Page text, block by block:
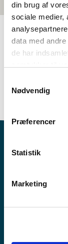
din brug af
sociale medier,
data med
de har
Nødvendig
Præferencer
Statistik
Marketing
TAGS
Tungumál
1-3
Viltu vita meira
Áskrift að